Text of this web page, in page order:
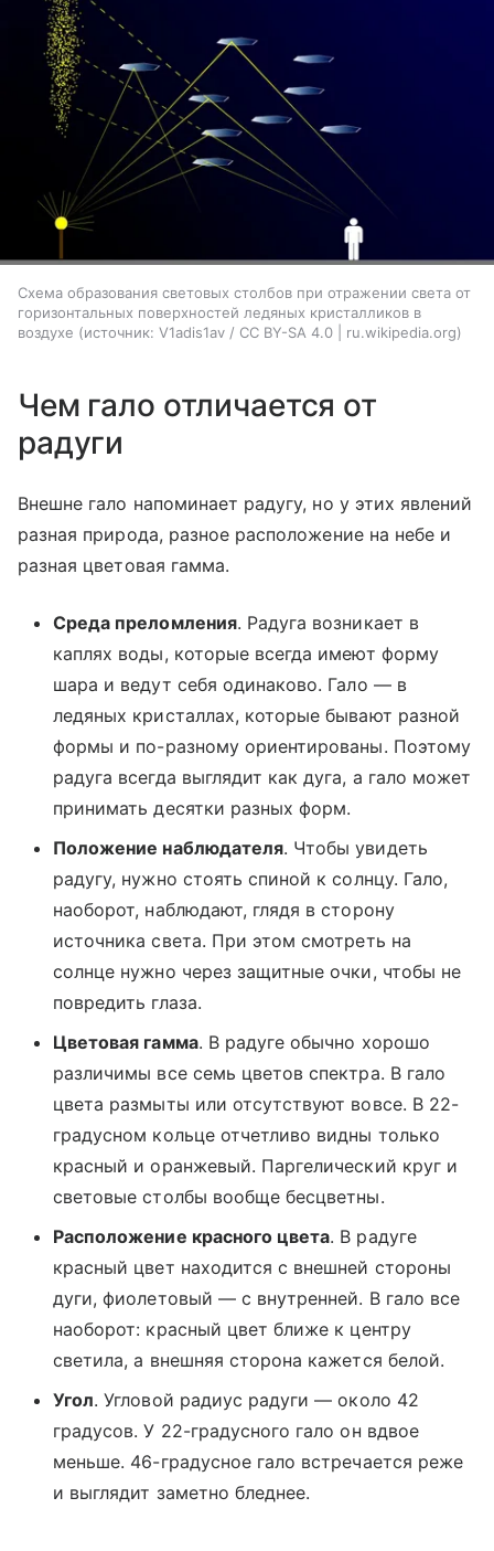
Схема образования световых столбов при отражении света от
горизонтальных поверхностей ледяных кристалликов в
воздухе
источник: V1adis1av / CC BY-SA 4.0 | ru.wikipedia.org
Чем гало отличается от
радуги
Внешне гало напоминает радугу, но у этих явлений
разная природа, разное расположение на небе и
разная цветовая гамма.
Среда преломления. Радуга возникает в
каплях воды, которые всегда имеют форму
шара и ведут себя одинаково. Гало — в
ледяных кристаллах, которые бывают разной
формы и по-разному ориентированы. Поэтому
радуга всегда выглядит как дуга, а гало может
принимать десятки разных форм.
Положение наблюдателя. Чтобы увидеть
радугу, нужно стоять спиной к солнцу. Гало,
наоборот, наблюдают, глядя в сторону
источника света. При этом смотреть на
солнце нужно через защитные очки, чтобы не
повредить глаза.
Цветовая гамма. В радуге обычно хорошо
различимы все семь цветов спектра. В гало
цвета размыты или отсутствуют вовсе. В 22-
градусном кольце отчетливо видны только
красный и оранжевый. Паргелический круг и
световые столбы вообще бесцветны.
Расположение красного цвета. В радуге
красный цвет находится с внешней стороны
дуги, фиолетовый — с внутренней. В гало все
наоборот: красный цвет ближе к центру
светила, а внешняя сторона кажется белой.
Угол. Угловой радиус радуги — около 42
градусов. У 22-градусного гало он вдвое
меньше. 46-градусное гало встречается реже
и выглядит заметно бледнее.